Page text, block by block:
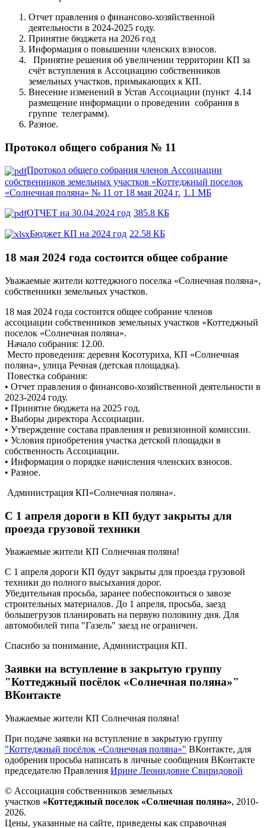
Отчет правления о финансово-хозяйственной
деятельности в 2024-2025 году.
Принятие бюджета на 2026 год
Информация о повышении членских взносов.
Принятие решения об увеличении территории КП за
счёт вступления в Ассоциацию собственников
земельных участков, примыкающих к КП.
Внесение изменений в Устав Ассоциации (пункт 4.14
размещение информации о проведении собрания в
группе телеграмм).
Разное.
Протокол общего собрания № 11
Протокол общего собрания членов Ассоциации
собственников земельных участков «Коттеджный поселок
«Солнечная поляна» № 11 от 18 мая 2024 г. 1.1 МБ
ОТЧЕТ на 30.04.2024 год 385.8 КБ
Бюджет КП на 2024 год 22.58 КБ
18 мая 2024 года состоится общее собрание
Уважаемые жители коттеджного поселка «Солнечная поляна»,
собственники земельных участков.
18 мая 2024 года состоится общее собрание членов
ассоциации собственников земельных участков «Коттеджный
поселок «Солнечная поляна».
Начало собрания: 12.00.
Место проведения: деревня Косотуриха, КП «Солнечная
поляна», улица Речная (детская площадка).
Повестка собрания:
• Отчет правления о финансово-хозяйственной деятельности в
2023-2024 году.
• Принятие бюджета на 2025 год.
• Выборы директора Ассоциации.
• Утверждение состава правления и ревизионной комиссии.
• Условия приобретения участка детской площадки в
собственность Ассоциации.
• Информация о порядке начисления членских взносов.
• Разное.
Администрация КП«Солнечная поляна».
С 1 апреля дороги в КП будут закрыты для
проезда грузовой техники
Уважаемые жители КП Солнечная поляна!
С 1 апреля дороги КП будут закрыты для проезда грузовой
техники до полного высыхания дорог.
Убедительная просьба, заранее побеспокоиться о завозе
строительных материалов. До 1 апреля, просьба, заезд
большегрузов планировать на первую половину дня. Для
автомобилей типа "Газель" заезд не ограничен.
Спасибо за понимание, Администрация КП.
Заявки на вступление в закрытую группу
"Коттеджный посёлок «Солнечная поляна»"
ВКонтакте
Уважаемые жители КП Солнечная поляна!
При подаче заявки на вступление в закрытую группу
"Коттеджный посёлок «Солнечная поляна»" ВКонтакте, для
одобрения просьба написать в личные сообщения ВКонтакте
председателю Правления Ирине Леонидовне Свиридовой
© Ассоциация собственников земельных
участков «Коттеджный поселок «Солнечная поляна», 2010-
2026.
Цены, указанные на сайте, приведены как справочная